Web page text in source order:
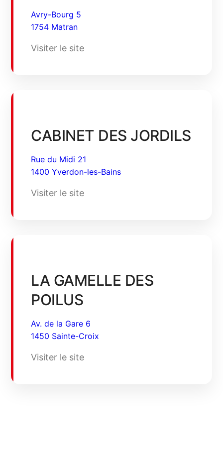
Avry-Bourg 5
1754 Matran
Visiter le site
CABINET DES JORDILS
Rue du Midi 21
1400 Yverdon-les-Bains
Visiter le site
LA GAMELLE DES
POILUS
Av. de la Gare 6
1450 Sainte-Croix
Visiter le site